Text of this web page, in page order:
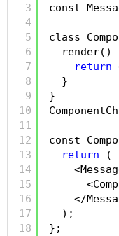
3
4
5
6
7
8
9
10
11
12
13
14
15
16
17
18
const
class
render()
return
}
}
const
return
(
</
);
};